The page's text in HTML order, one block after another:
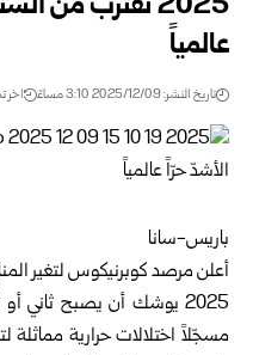
عالمياً
تاريخ النشر: 2025/12/09 3:10 مساءً اخر تحديث:
باريس-سانا
أعلن مرصد كوبرنيكوس لتغير
2025 يوشك أن يصبح ثاني